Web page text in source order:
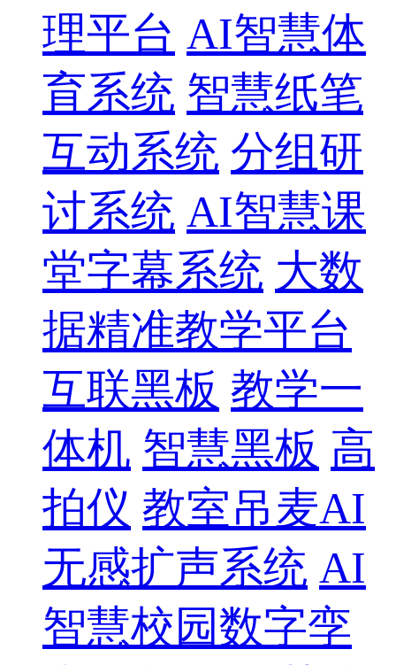
理平台 AI智慧体
育系统 智慧纸笔
互动系统 分组研
讨系统 AI智慧课
堂字幕系统 大数
据精准教学平台
互联黑板 教学一
体机 智慧黑板 高
拍仪 教室吊麦AI
无感扩声系统 AI
智慧校园数字孪